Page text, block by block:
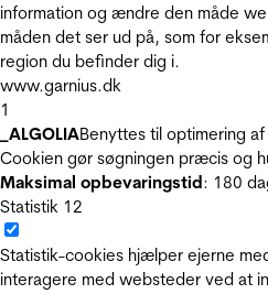
information og ændre den måde
måden det ser ud på, som for
region du befinder dig i.
www.garnius.dk
1
_ALGOLIABenyttes til optimering
Cookien gør søgningen præcis og
Maksimal opbevaringstid: 180
Statistik 12
Statistik-cookies hjælper ejerne
interagere med websteder ved at